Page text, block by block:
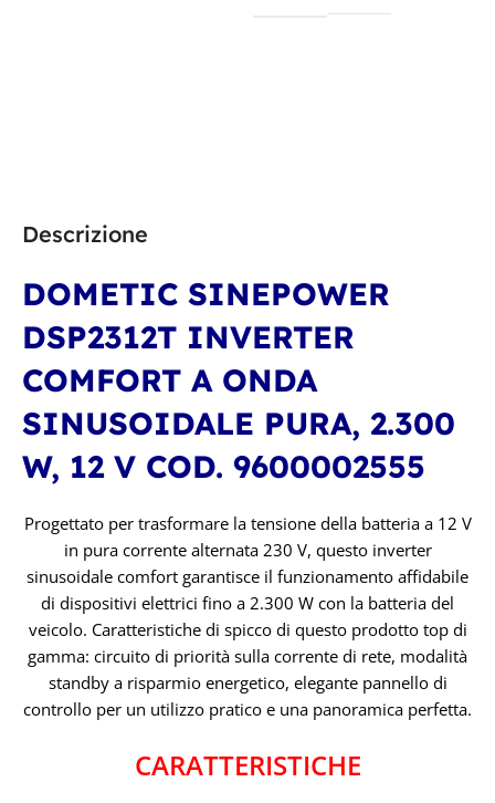
Descrizione
DOMETIC SINEPOWER
DSP2312T INVERTER
COMFORT A ONDA
SINUSOIDALE PURA, 2.300
W, 12 V COD. 9600002555
Progettato per trasformare la tensione della batteria a 12 V
in pura corrente alternata 230 V, questo inverter
sinusoidale comfort garantisce il funzionamento affidabile
di dispositivi elettrici fino a 2.300 W con la batteria del
veicolo. Caratteristiche di spicco di questo prodotto top di
gamma: circuito di priorità sulla corrente di rete, modalità
standby a risparmio energetico, elegante pannello di
controllo per un utilizzo pratico e una panoramica perfetta.
CARATTERISTICHE